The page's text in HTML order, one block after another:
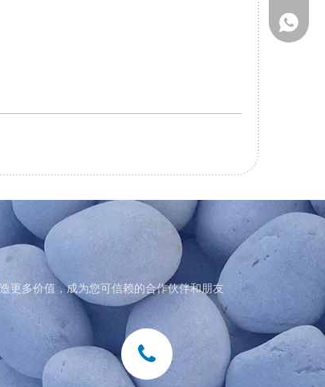
更多价值，成为您可信赖的合作伙伴和朋友